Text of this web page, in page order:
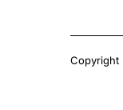
Copyright